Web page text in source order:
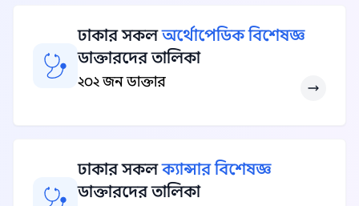
ঢাকার সকলঅর্থোপেডিক বিশেষজ্ঞ
ডাক্তারদের তালিকা
২০২ জন ডাক্তার
ঢাকার সকলক্যান্সার বিশেষজ্ঞ
ডাক্তারদের তালিকা